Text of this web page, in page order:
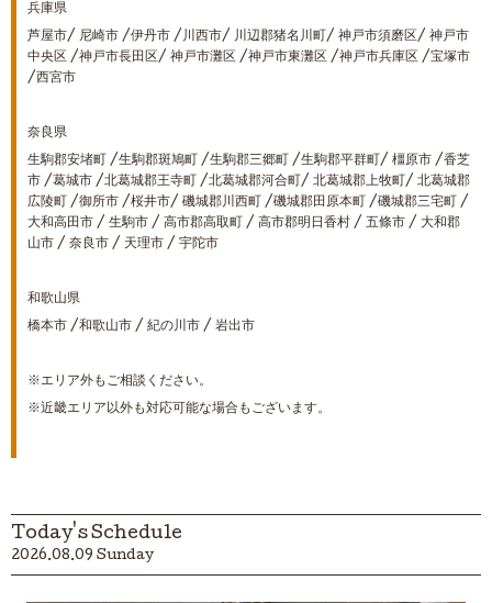
兵庫県
芦屋市/ 尼崎市 /伊丹市 /川西市/ 川辺郡猪名川町/ 神戸市須磨区/ 神戸市
中央区 /神戸市長田区/ 神戸市灘区 /神戸市東灘区 /神戸市兵庫区 /宝塚市
/西宮市
奈良県
生駒郡安堵町 /生駒郡斑鳩町 /生駒郡三郷町 /生駒郡平群町/ 橿原市 /香芝
市 /葛城市 /北葛城郡王寺町 /北葛城郡河合町/ 北葛城郡上牧町/ 北葛城郡
広陵町 /御所市 /桜井市/ 磯城郡川西町 /磯城郡田原本町 /磯城郡三宅町 /
大和高田市 / 生駒市 / 高市郡高取町 / 高市郡明日香村 / 五條市 / 大和郡
山市 / 奈良市 / 天理市 / 宇陀市
和歌山県
橋本市 /和歌山市 / 紀の川市 / 岩出市
※エリア外もご相談ください。
※近畿エリア以外も対応可能な場合もございます。
Today's Schedule
2026.08.09 Sunday